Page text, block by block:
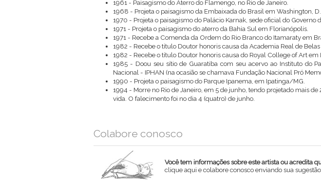
1961 - Paisagismo do Aterro do Flamengo, no Rio de Janeiro.
1968 - Projeta o paisagismo da Embaixada do Brasil em Washington,
1970 - Projeta o paisagismo do Palácio Karnak, sede oficial do Governo
1971 - Projeta o paisagismo do aterro da Bahia Sul em Florianópolis.
1971 - Recebe a Comenda da Ordem do Rio Branco do Itamaraty em
1982 - Recebe o título Doutor honoris causa da Academia Real de
1982 - Recebe o título Doutor honoris causa do Royal College of Art em
1985 - Doou seu sítio de Guaratiba com seu acervo ao Instituto do
Nacional - IPHAN (na ocasião se chamava Fundação Nacional Pró
1990 - Projeta o paisagismo do Parque Ipanema, em Ipatinga/MG.
1994 - Morre no Rio de Janeiro, em 5 de junho, tendo projetado mais
vida. O falecimento foi no dia 4 (quatro) de junho.
Colabore conosco
Você tem informações sobre este artista ou acredita
clique aqui e colabore conosco enviando sua